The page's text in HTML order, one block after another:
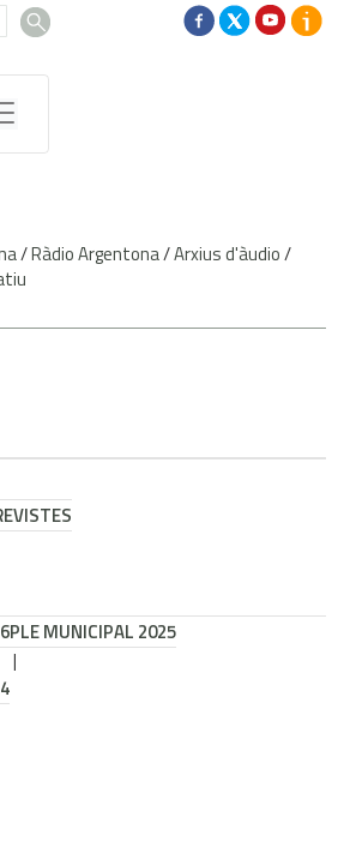
/Ràdio Argentona/Arxius d'àudio/
PLE MUNICIPAL 2025